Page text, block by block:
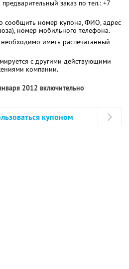
заказ по тел.: +7
сообщить номер купона, ФИО, адрес
номер мобильного телефона.
иметь распечатанный
с другими действующими
компании.
2012 включительно
купоном